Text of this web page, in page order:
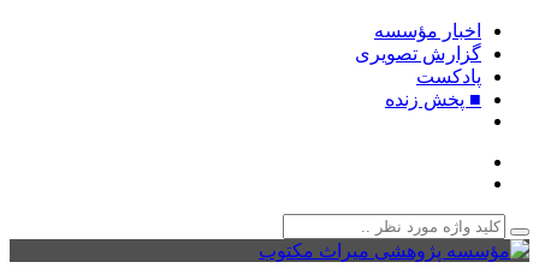
اخبار مؤسسه
گزارش تصویری
پادکست‌
■ پخش زنده